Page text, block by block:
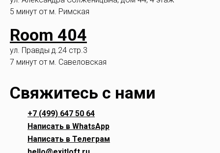
5 минут от м. Римская
Room 404
ул. Правды д.24 стр.3
7 минут от м. Савеловская
Свяжитесь с нами
+7 (499) 647 50 64
Написать в WhatsApp
Написать в Телеграм